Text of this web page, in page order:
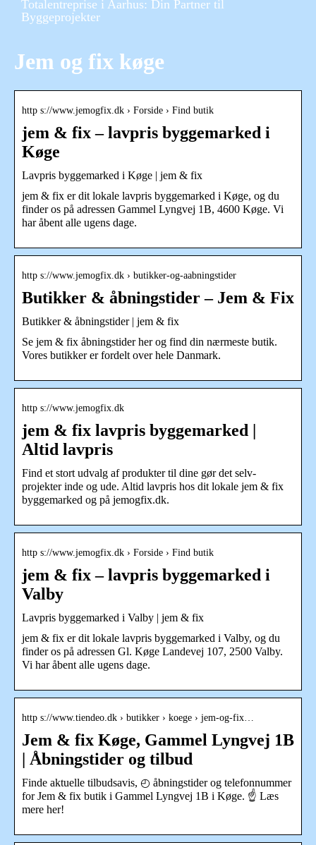
Totalentreprise i Aarhus: Din Partner til
Byggeprojekter
Jem og fix køge
http s://www.jemogfix.dk › Forside › Find butik
jem & fix – lavpris byggemarked i
Køge
Lavpris byggemarked i Køge | jem & fix
jem & fix er dit lokale lavpris byggemarked i Køge, og du
finder os på adressen Gammel Lyngvej 1B, 4600 Køge. Vi
har åbent alle ugens dage.
http s://www.jemogfix.dk › butikker-og-aabningstider
Butikker & åbningstider – Jem & Fix
Butikker & åbningstider | jem & fix
Se jem & fix åbningstider her og find din nærmeste butik.
Vores butikker er fordelt over hele Danmark.
http s://www.jemogfix.dk
jem & fix lavpris byggemarked |
Altid lavpris
Find et stort udvalg af produkter til dine gør det selv-
projekter inde og ude. Altid lavpris hos dit lokale jem & fix
byggemarked og på jemogfix.dk.
http s://www.jemogfix.dk › Forside › Find butik
jem & fix – lavpris byggemarked i
Valby
Lavpris byggemarked i Valby | jem & fix
jem & fix er dit lokale lavpris byggemarked i Valby, og du
finder os på adressen Gl. Køge Landevej 107, 2500 Valby.
Vi har åbent alle ugens dage.
http s://www.tiendeo.dk › butikker › koege › jem-og-fix…
Jem & fix Køge, Gammel Lyngvej 1B
| Åbningstider og tilbud
Finde aktuelle tilbudsavis, ◴ åbningstider og telefonnummer
for Jem & fix butik i Gammel Lyngvej 1B i Køge. ☝ Læs
mere her!